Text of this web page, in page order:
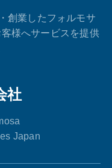
創業したフォルモサ
様へサービスを提供
社
Japan